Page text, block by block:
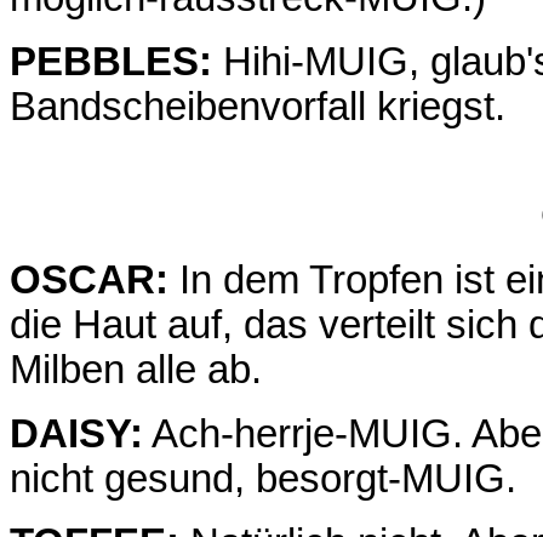
PEBBLES: Hihi-MUIG,
Bandscheibenvorfall kriegst.
OSCAR: In dem Tropfen ist
die Haut auf, das verteilt sich
Milben alle ab.
DAISY: Ach-herrje-MUIG.
nicht gesund, besorgt-MUIG.